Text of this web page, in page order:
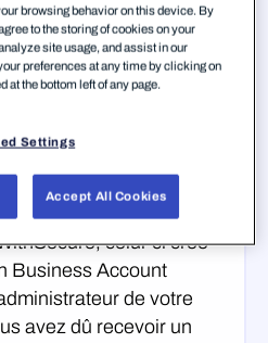
d’un Business
pour accéder à
↗, la plateforme
Il existe deux cas
le produit auprès
celui-ci crée
Business Account
de votre
avez dû recevoir un
browsing behavior on this device. By
to the storing of cookies on your
site usage, and assist in our
preferences at any time by clicking on
at the bottom left of any page.
Settings
Accept All Cookies